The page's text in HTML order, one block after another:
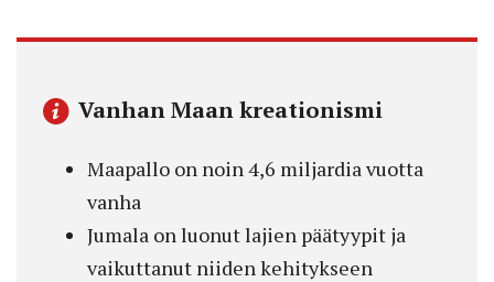
Vanhan Maan kreationismi
Maapallo on noin 4,6 miljardia vuotta
vanha
Jumala on luonut lajien päätyypit ja
vaikuttanut niiden kehitykseen